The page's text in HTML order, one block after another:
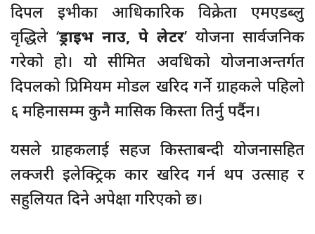
दिपल इभीका आधिकारिक विक्रेता एमएडब्लु
वृद्धिले ‘ड्राइभ नाउ, पे लेटर’ योजना सार्वजनिक
गरेको हो। यो सीमित अवधिको योजनाअन्तर्गत
दिपलको प्रिमियम मोडल खरिद गर्ने ग्राहकले पहिलो
६ महिनासम्म कुनै मासिक किस्ता तिर्नु पर्दैन।
यसले ग्राहकलाई सहज किस्ताबन्दी योजनासहित
लक्जरी इलेक्ट्रिक कार खरिद गर्न थप उत्साह र
सहुलियत दिने अपेक्षा गरिएको छ।